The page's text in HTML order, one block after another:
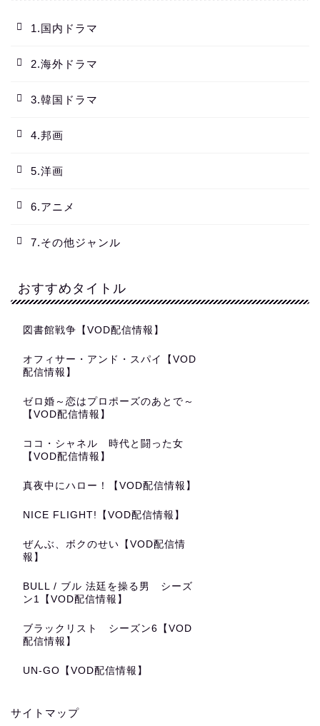
1.国内ドラマ
2.海外ドラマ
3.韓国ドラマ
4.邦画
5.洋画
6.アニメ
7.その他ジャンル
おすすめタイトル
図書館戦争【VOD配信情報】
オフィサー・アンド・スパイ【VOD
配信情報】
ゼロ婚～恋はプロポーズのあとで～
【VOD配信情報】
ココ・シャネル 時代と闘った女
【VOD配信情報】
真夜中にハロー！【VOD配信情報】
NICE FLIGHT!【VOD配信情報】
ぜんぶ、ボクのせい【VOD配信情
報】
BULL / ブル 法廷を操る男 シーズ
ン1【VOD配信情報】
ブラックリスト シーズン6【VOD
配信情報】
UN-GO【VOD配信情報】
サイトマップ